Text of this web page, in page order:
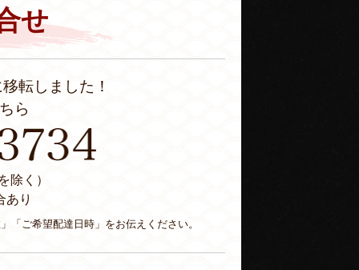
せ
転しました！
ら
除く）
あり
「ご希望配達日時」をお伝えください。